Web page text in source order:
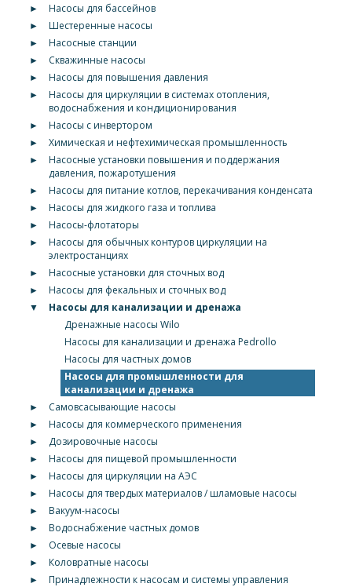
►
Насосы для бассейнов
►
Шестеренные насосы
►
Насосные станции
►
Скважинные насосы
►
Насосы для повышения давления
►
Насосы для циркуляции в системах отопления,
водоснабжения и кондиционирования
►
Насосы с инвертором
►
Химическая и нефтехимическая промышленность
►
Насосные установки повышения и поддержания
давления, пожаротушения
►
Насосы для питание котлов, перекачивания конденсата
►
Насосы для жидкого газа и топлива
►
Насосы-флотаторы
►
Насосы для обычных контуров циркуляции на
электростанциях
►
Насосные установки для сточных вод
►
Насосы для фекальных и сточных вод
▼
Насосы для канализации и дренажа
Дренажные насосы Wilo
Насосы для канализации и дренажа Pedrollo
Насосы для частных домов
Насосы для промышленности для
канализации и дренажа
►
Самовсасывающие насосы
►
Насосы для коммерческого применения
►
Дозировочные насосы
►
Насосы для пищевой промышленности
►
Насосы для циркуляции на АЭС
►
Насосы для твердых материалов / шламовые насосы
►
Вакуум-насосы
►
Водоснабжение частных домов
►
Осевые насосы
►
Коловратные насосы
►
Принадлежности к насосам и системы управления